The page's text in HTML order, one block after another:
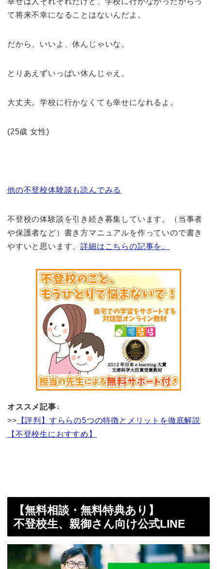
て将来不幸になることはないんだよ。
だから、いいよ、休んじゃいな。
とりあえずいっぱい休んじゃえ。
大丈夫。学校に行かなくても幸せになれるよ。
(25歳 女性)
他の不登校体験談も読んでみる
不登校の体験談を引き続き募集しています。（当事者
や保護者など）書き方マニュアルを作っていので書き
やすいと思います。詳細はこちらの記事を。
オススメ記事↓
>> 【評判】すららの5つの特徴とメリットを徹底解説
【不登校生におすすめ】
【無料相談・無料特典あり】
不登校生、親御さん向け公式LINE